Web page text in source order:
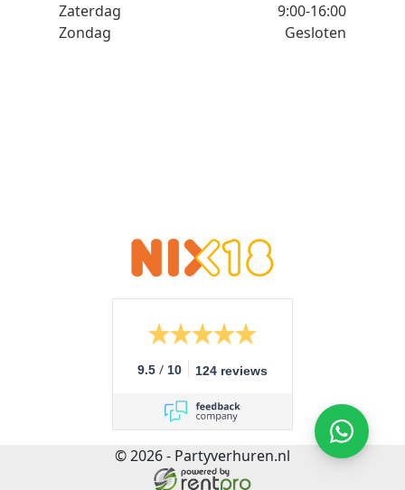
Zaterdag
9:00-16:00
Zondag
Gesloten
9.5 / 10 124 reviews
© 2026 - Partyverhuren.nl